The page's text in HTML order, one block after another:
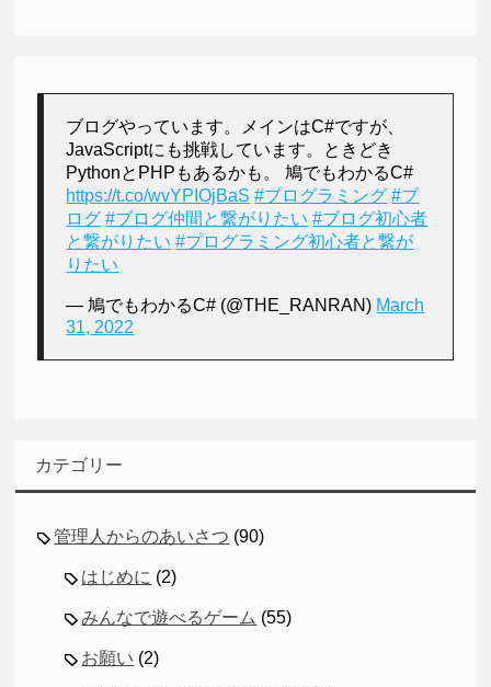
ブログやっています。メインはC#ですが、
JavaScriptにも挑戦しています。ときどき
PythonとPHPもあるかも。 鳩でもわかるC#
https://t.co/wvYPIOjBaS #プログラミング #ブ
ログ #ブログ仲間と繋がりたい #ブログ初心者
と繋がりたい #プログラミング初心者と繋が
りたい
— 鳩でもわかるC# (@THE_RANRAN) March
31, 2022
カテゴリー
管理人からのあいさつ (90)
はじめに (2)
みんなで遊べるゲーム (55)
お願い (2)